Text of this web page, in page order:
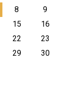
8
9
15
16
22
23
29
30